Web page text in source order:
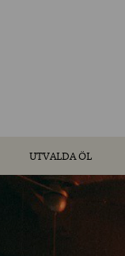
UTVALDA ÖL